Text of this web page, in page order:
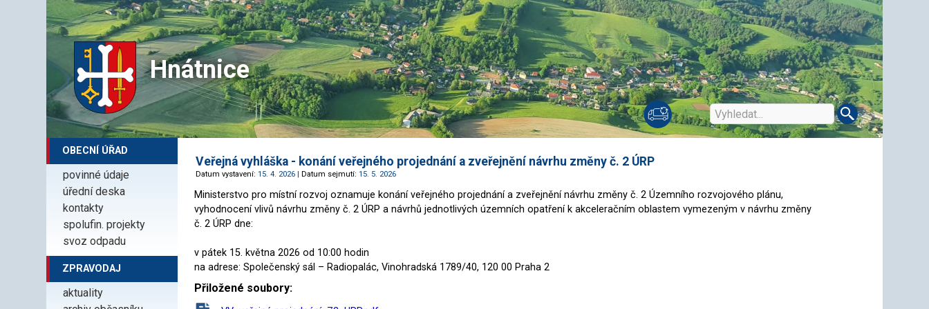
Hnátnice
OBECNÍ ÚŘAD
povinné údaje
úřední deska
kontakty
spolufin. projekty
svoz odpadu
ZPRAVODAJ
aktuality
Veřejná vyhláška - konání veřejného projednání a zveřejnění návrhu změny č. 2 ÚRP
Datum vystavení:15. 4. 2026 |Datum sejmutí:15. 5. 2026
Ministerstvo pro místní rozvoj oznamuje konání veřejného projednání a zveřejnění návrhu změny č. 2 Územního rozvojového plánu,
vyhodnocení vlivů návrhu změny č. 2 ÚRP a návrhů jednotlivých územních opatření k akceleračním oblastem vymezeným v návrhu změny
č. 2 ÚRP dne:
v pátek 15. května 2026 od 10:00 hodin
na adrese: Společenský sál – Radiopalác, Vinohradská 1789/40, 120 00 Praha 2
Přiložené soubory: